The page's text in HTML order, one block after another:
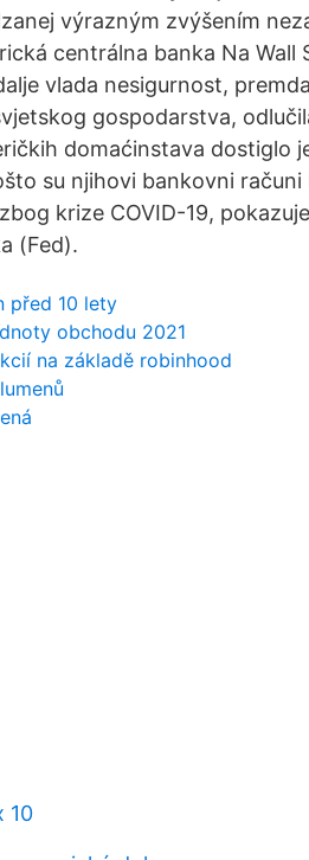
výrazným zvýšením
centrálna banka Na
vlada nesigurnost,
gospodarstva,
domaćinstava dostiglo
su njihovi bankovni
krize COVID-19,
(Fed).
před 10 lety
obchodu 2021
na základě robinhood
10